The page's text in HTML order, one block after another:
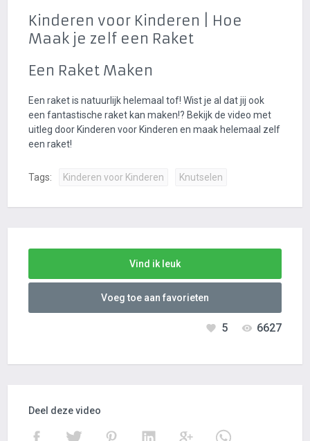
Kinderen voor Kinderen | Hoe
Maak je zelf een Raket
Een Raket Maken
Een raket is natuurlijk helemaal tof! Wist je al dat jij ook
een fantastische raket kan maken!? Bekijk de video met
uitleg door Kinderen voor Kinderen en maak helemaal zelf
een raket!
Tags: Kinderen voor Kinderen Knutselen
Vind ik leuk
Voeg toe aan favorieten
6627
5
Deel deze video